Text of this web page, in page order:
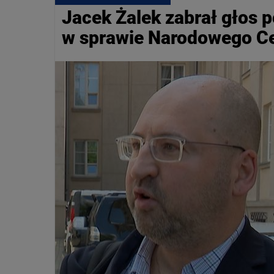
Jacek Żalek zabrał głos
w sprawie Narodowego